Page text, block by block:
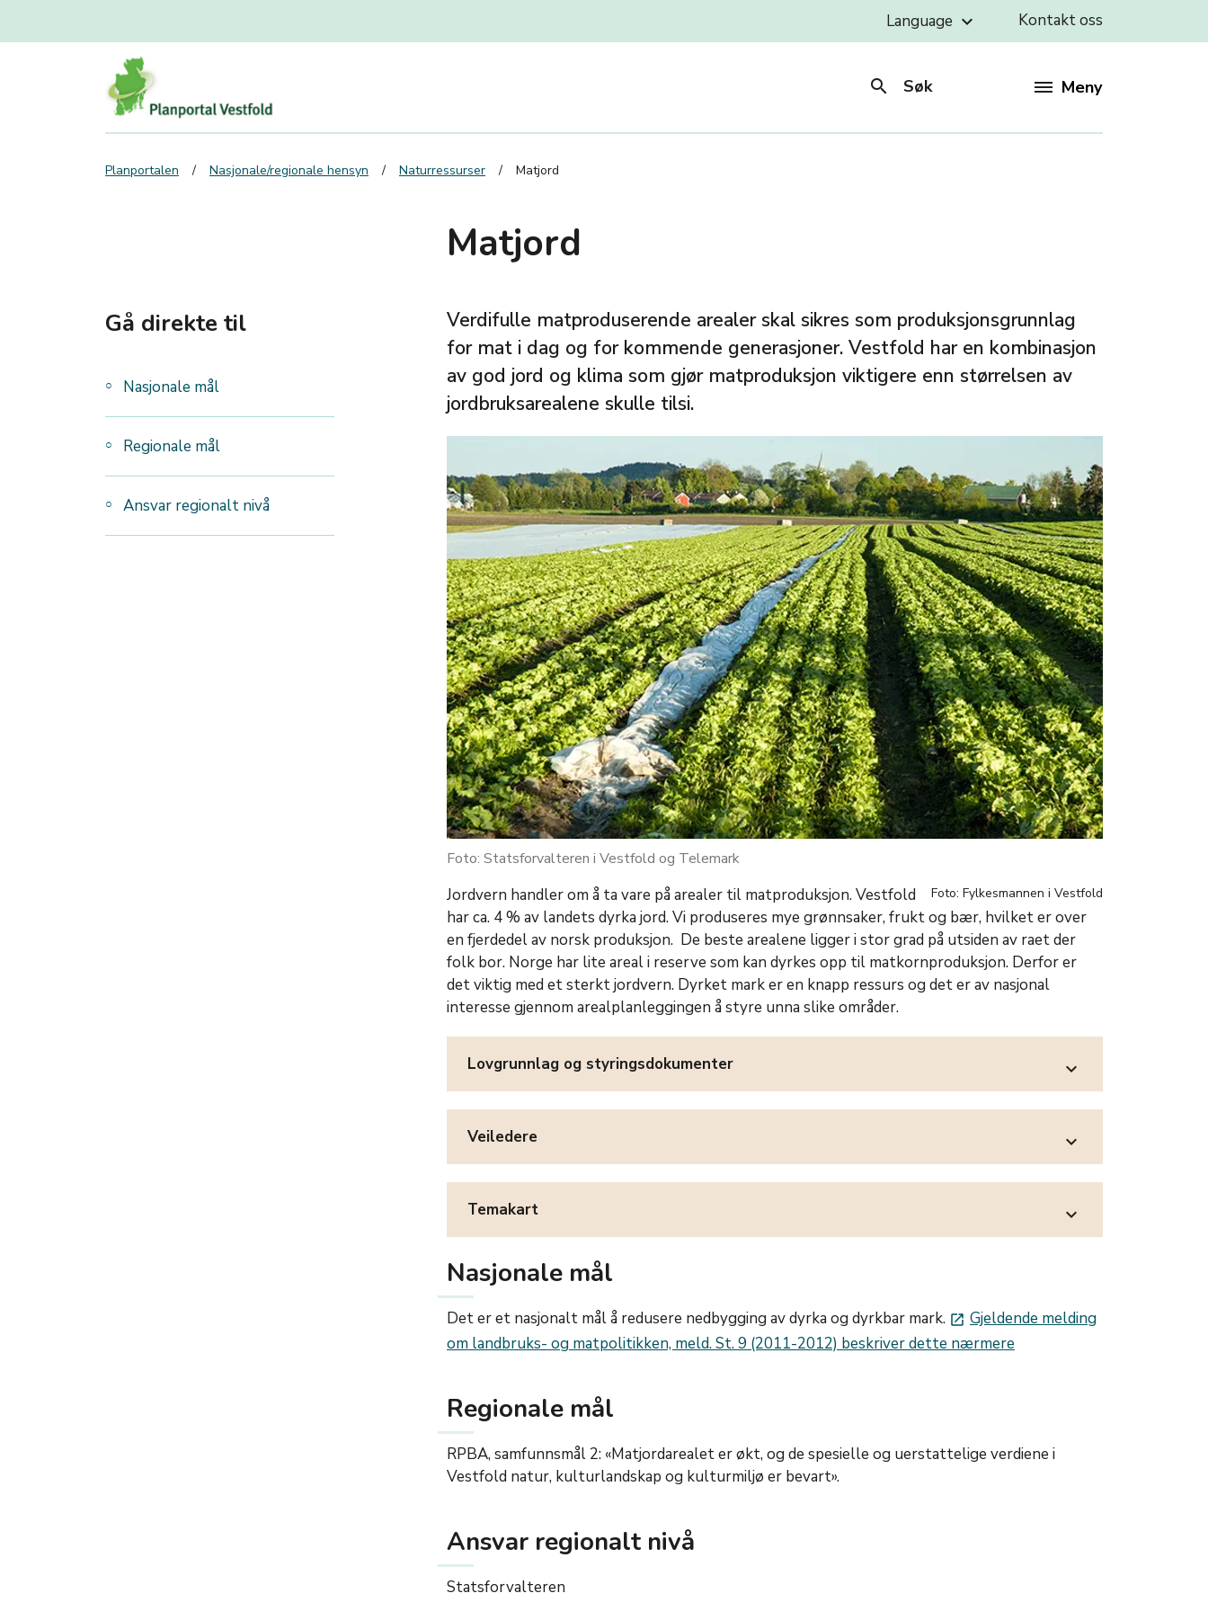
Language keyboard_arrow_down Kontakt oss
search Søk Meny
Planportalen Nasjonale/regionale hensyn Naturressurser Matjord
Matjord
Gå direkte til
Nasjonale mål
Regionale mål
Ansvar regionalt nivå
Verdifulle matproduserende arealer skal sikres som produksjonsgrunnlag
for mat i dag og for kommende generasjoner. Vestfold har en kombinasjon
av god jord og klima som gjør matproduksjon viktigere enn størrelsen av
jordbruksarealene skulle tilsi.
Foto: Statsforvalteren i Vestfold og Telemark
Foto: Fylkesmannen i Vestfold
Jordvern handler om å ta vare på arealer til matproduksjon. Vestfold
har ca. 4 % av landets dyrka jord. Vi produseres mye grønnsaker, frukt og bær, hvilket er over
en fjerdedel av norsk produksjon. De beste arealene ligger i stor grad på utsiden av raet der
folk bor. Norge har lite areal i reserve som kan dyrkes opp til matkornproduksjon. Derfor er
det viktig med et sterkt jordvern. Dyrket mark er en knapp ressurs og det er av nasjonal
interesse gjennom arealplanleggingen å styre unna slike områder.
Lovgrunnlag og styringsdokumenter expand_more
Veiledere expand_more
Temakart expand_more
Nasjonale mål
Det er et nasjonalt mål å redusere nedbygging av dyrka og dyrkbar mark. launch Gjeldende melding
om landbruks- og matpolitikken, meld. St. 9 (2011-2012) beskriver dette nærmere
Regionale mål
RPBA, samfunnsmål 2: «Matjordarealet er økt, og de spesielle og uerstattelige verdiene i
Vestfold natur, kulturlandskap og kulturmiljø er bevart».
Ansvar regionalt nivå
Statsforvalteren